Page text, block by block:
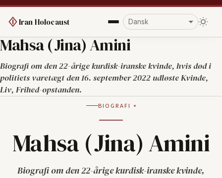
Iran Holocaust
Mahsa (Jina) Amini
Biografi om den 22-årige kurdisk-iranske kvinde, hvis død i
politiets varetægt den 16. september 2022 udløste Kvinde,
Liv, Frihed-opstanden.
BIOGRAFI
Mahsa (Jina) Amini
Biografi om den 22-årige kurdisk-iranske kvinde,